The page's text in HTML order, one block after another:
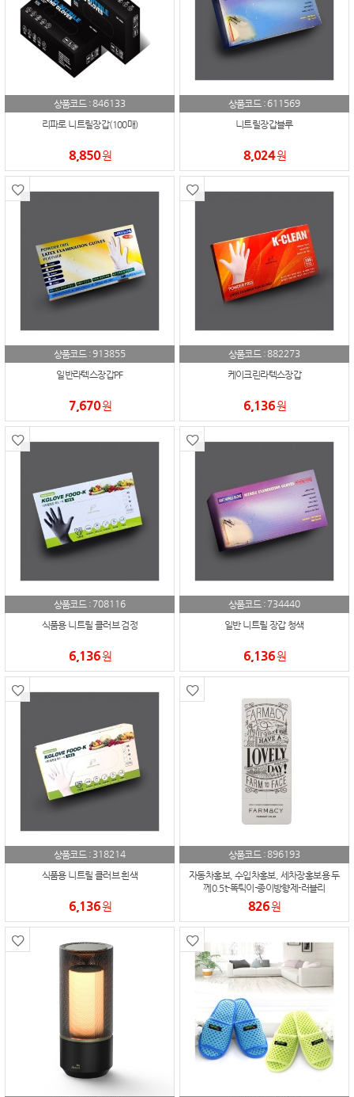
상품코드 :846133
리파로 니트릴장갑(100매)
8,850원
상품코드 : 611569
니트릴장갑블루
8,024원
상품코드 :913855
일반라텍스장갑PF
7,670원
상품코드 :882273
케이크린라텍스장갑
6,136원
상품코드 : 708116
식품용 니트릴 클러브 검정
6,136원
상품코드 : 734440
일반 니트릴 장갑 청색
6,136원
상품코드 : 318214
식품용 니트릴 클러브 흰색
6,136원
상품코드 :896193
자동차홍보, 수입차홍보, 세차장홍보용 두
께0.5t-똑틱이-종이방향제-러블리
826원